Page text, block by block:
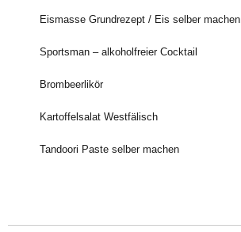
Eismasse Grundrezept / Eis selber machen
Sportsman – alkoholfreier Cocktail
Brombeerlikör
Kartoffelsalat Westfälisch
Tandoori Paste selber machen